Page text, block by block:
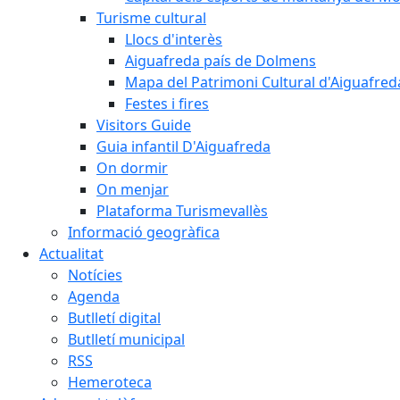
Turisme cultural
Llocs d'interès
Aiguafreda país de Dolmens
Mapa del Patrimoni Cultural
Festes i fires
Visitors Guide
Guia infantil D'Aiguafreda
On dormir
On menjar
Plataforma Turismevallès
Informació geogràfica
Actualitat
Notícies
Agenda
Butlletí digital
Butlletí municipal
RSS
Hemeroteca